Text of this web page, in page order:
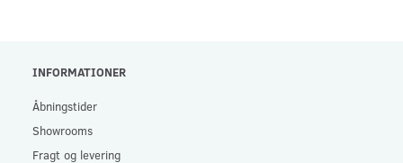
INFORMATIONER
Åbningstider
Showrooms
Fragt og levering